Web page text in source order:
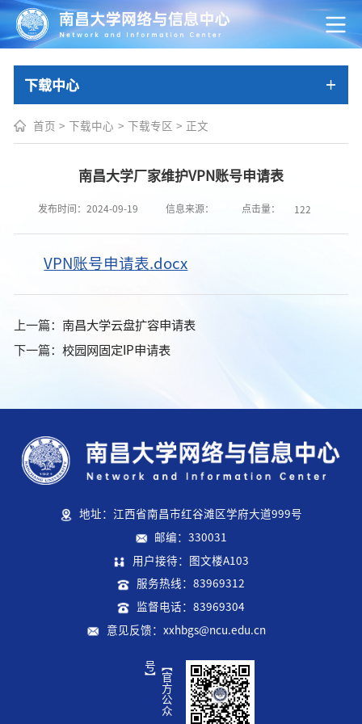
下载中心
首页 > 下载中心 > 下载专区 > 正文
南昌大学厂家维护VPN账号申请表
发布时间：2024-09-19 信息来源： 点击量： 122
VPN账号申请表.docx
上一篇： 南昌大学云盘扩容申请表
下一篇： 校园网固定IP申请表
地址：江西省南昌市红谷滩区学府大道999号
邮编：330031
用户接待：图文楼A103
服务热线：83969312
监督电话：83969304
意见反馈：xxhbgs@ncu.edu.cn
【
官
方
公
众
号
】